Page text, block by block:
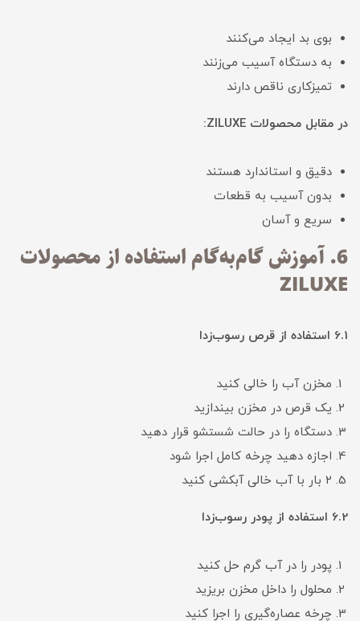
بوی بد ایجاد می‌کنند
به دستگاه آسیب می‌زنند
تمیزکاری ناقص دارند
در مقابل محصولات ZILUXE:
دقیق و استاندارد هستند
بدون آسیب به قطعات
سریع و آسان
6. آموزش گام‌به‌گام استفاده از محصولات
ZILUXE
6.1 استفاده از قرص رسوب‌زدا
مخزن آب را خالی کنید
یک قرص در مخزن بیندازید
دستگاه را در حالت شستشو قرار دهید
اجازه دهید چرخه کامل اجرا شود
۲ بار با آب خالی آبکشی کنید
6.2 استفاده از پودر رسوب‌زدا
پودر را در آب گرم حل کنید
محلول را داخل مخزن بریزید
چرخه عصاره‌گیری را اجرا کنید